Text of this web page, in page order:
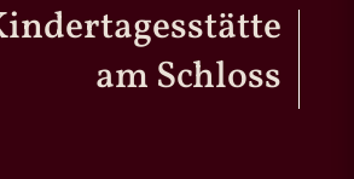
am Schloss